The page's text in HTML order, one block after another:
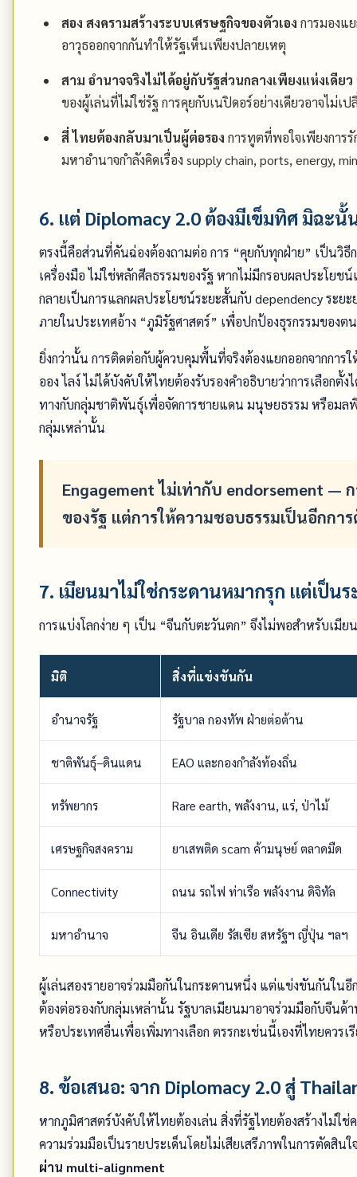
สอง สงครามสร้างระบบเศรษฐกิจของตัวเอง การมองแ
อาวุธออกจากกันทำให้รัฐเห็นเพียงปลายเหตุ
สาม อำนาจจริงไม่ได้อยู่กับรัฐส่วนกลางเพียงแห่งเดียว
ของผู้เล่นที่ไม่ใช่รัฐ การคุยกับเนปิดอร์อย่างเดียวอาจไม่
สี่ ไทยต้องกลับมาเป็นผู้ต่อรอง การทูตที่พอใจเพียงการ
มหาอำนาจกำลังคิดเรื่อง supply chain, ports, energy,
6. แต่ Diplomacy 2.0 ต้องมีเข็มทิศ มิฉะ
ตรงนี้คือส่วนที่คันฉ่องต้องถามต่อ การ “คุยกับทุกฝ่าย” เป็นวิธี
เครื่องมือ ไม่ใช่หลักศีลธรรมของรัฐ หากไม่มีกรอบผลประโยช
กลายเป็นการแลกผลประโยชน์ระยะสั้นกับ dependency ระย
ภายในประเทศอ้าง “ภูมิรัฐศาสตร์” เพื่อปกป้องธุรกรรมของตน
ยิ่งกว่านั้น การติดต่อกับผู้ควบคุมพื้นที่จริงต้องแยกออกจากการ
ออง ไลง์ ไม่ได้บังคับให้ไทยต้องรับรองคำอธิบายว่าการเลือก
ทางกับกลุ่มชาติพันธุ์เพื่อจัดการชายแดน มนุษยธรรม หรือมลพิ
กลุ่มเหล่านั้น
Engagement ไม่เท่ากับ endorsement —
ของรัฐ แต่การให้ความชอบธรรมเป็นอีกกา
7. เมียนมาไม่ใช่กระดานหมากรุก แต่เป็
การแบ่งโลกง่าย ๆ เป็น “จีนกับตะวันตก” จึงไม่พอสำหรับเมี
มิติ สิ่งที่แข่งขันกัน
อำนาจรัฐ รัฐบาล กองทัพ ฝ่ายต่อต้าน
ชาติพันธุ์–ดินแดน EAO และกองกำลังท้องถิ่น
ทรัพยากร Rare earth, พลังงาน, แร่, ป่าไม้
เศรษฐกิจสงคราม ยาเสพติด scam ค้ามนุษย์ ตลาดมืด
Connectivity ถนน รถไฟ ท่าเรือ พลังงาน ดิจิทัล
มหาอำนาจ จีน อินเดีย รัสเซีย สหรัฐฯ ญี่ปุ่น ฯลฯ
ผู้เล่นสองรายอาจร่วมมือกันในกระดานหนึ่ง แต่แข่งขันกันใน
ต้องต่อรองกับกลุ่มเหล่านั้น รัฐบาลเมียนมาอาจร่วมมือกับจีน
หรือประเทศอื่นเพื่อเพิ่มทางเลือก ตรรกะเช่นนี้เองที่ไทยควรเ
8. ข้อเสนอ: จาก Diplomacy 2.0 สู่
หากภูมิศาสตร์บังคับให้ไทยต้องเล่น สิ่งที่รัฐไทยต้องสร้างไม่ใ
ความร่วมมือเป็นรายประเด็นโดยไม่เสียเสรีภาพในการตัดสิน
ผ่าน multi-alignment